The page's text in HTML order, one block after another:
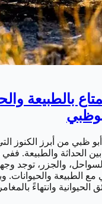
بالطبيعة
ظبي من أبرز الكنوز
الحداثة والطبيعة. ففي
والجزر، توجد
مع الطبيعة والحيوانات.
الحيوانية وانتهاءً